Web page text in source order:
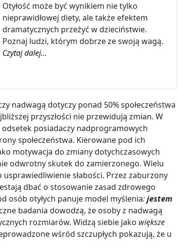
Otyłość może być wynikiem nie tylko
nieprawidłowej diety, ale także efektem
dramatycznych przeżyć w dzieciństwie.
Poznaj ludzi, którym dobrze ze swoją wagą.
Czytaj dalej...
nadwagą dotyczy ponad 50% społeczeństwa
przyszłości nie przewidują zmian. W
posiadaczy nadprogramowych
społeczeństwa. Kierowane pod ich
motywacja do zmiany dotychczasowych
odwrotny skutek do zamierzonego. Wielu
słabości. Przez zaburzony
dbać o stosowanie zasad zdrowego
osób otyłych panuje model myślenia:jestem
badania dowodzą, że osoby z nadwagą
rozmiarów. Widzą siebie jako większe
wśród szczupłych pokazują, że u